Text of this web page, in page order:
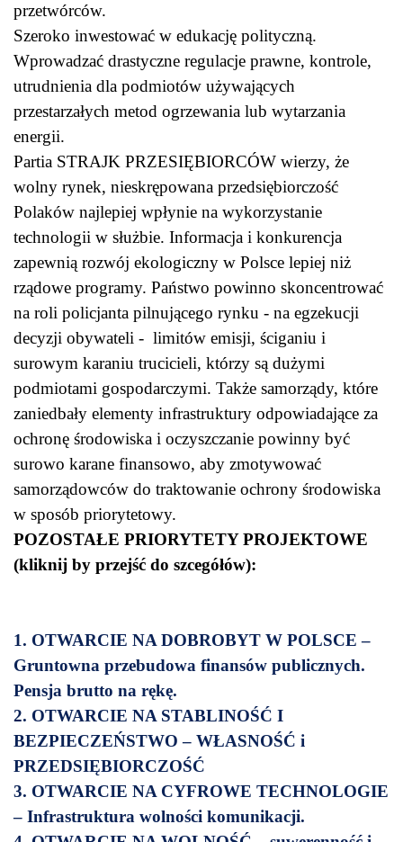
przetwórców.
Szeroko inwestować w edukację polityczną.
Wprowadzać drastyczne regulacje prawne, kontrole,
utrudnienia dla podmiotów używających
przestarzałych metod ogrzewania lub wytarzania
energii.
Partia STRAJK PRZESIĘBIORCÓW wierzy, że
wolny rynek, nieskrępowana przedsiębiorczość
Polaków najlepiej wpłynie na wykorzystanie
technologii w służbie. Informacja i konkurencja
zapewnią rozwój ekologiczny w Polsce lepiej niż
rządowe programy. Państwo powinno skoncentrować
na roli policjanta pilnującego rynku - na egzekucji
decyzji obywateli - limitów emisji, ściganiu i
surowym karaniu trucicieli, którzy są dużymi
podmiotami gospodarczymi. Także samorządy, które
zaniedbały elementy infrastruktury odpowiadające za
ochronę środowiska i oczyszczanie powinny być
surowo karane finansowo, aby zmotywować
samorządowców do traktowanie ochrony środowiska
w sposób priorytetowy.
POZOSTAŁE PRIORYTETY PROJEKTOWE
(kliknij by przejść do szcegółów):
1. OTWARCIE NA DOBROBYT W POLSCE –
Gruntowna przebudowa finansów publicznych.
Pensja brutto na rękę.
2. OTWARCIE NA STABLINOŚĆ I
BEZPIECZEŃSTWO – WŁASNOŚĆ i
PRZEDSIĘBIORCZOŚĆ
3. OTWARCIE NA CYFROWE TECHNOLOGIE
– Infrastruktura wolności komunikacji.